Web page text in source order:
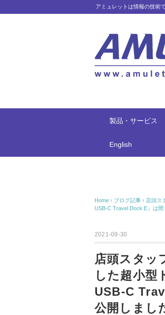
アミュレットは情報の技術
製品・サービス
English
Home › ブログ記事 › 店頭ス
USB-C Travel Dock E』は間
2021-09-30
店頭スタッ
した超小型
USB-C
公開しまし